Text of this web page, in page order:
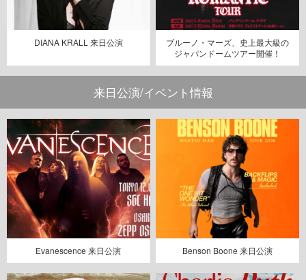
DIANA KRALL 来日公演
ブルーノ・マーズ、史上最大級の
ジャパンドームツアー開催！
来日公演/イベント情報
Evanescence 来日公演 Benson Boone 来日公演